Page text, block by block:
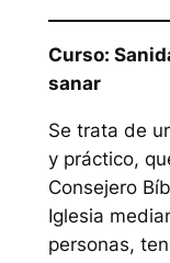
Curso:
sanar
Se trata de
y práctico,
Consejero
Iglesia
personas,